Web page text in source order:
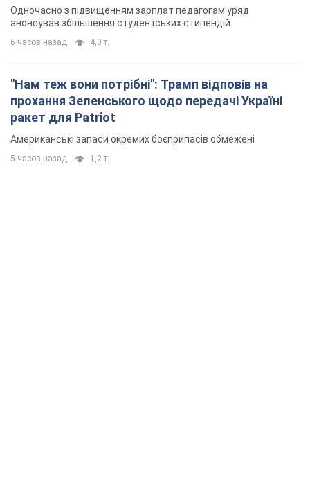
Одночасно з підвищенням зарплат педагогам уряд
анонсував збільшення студентських стипендій
6 часов назад 4,0 т.
"Нам теж вони потрібні": Трамп відповів на
прохання Зеленського щодо передачі Україні
ракет для Patriot
Американські запаси окремих боєприпасів обмежені
5 часов назад 1,2 т.